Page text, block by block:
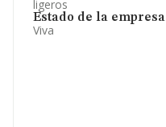
ligeros
Estado de la empresa
Viva